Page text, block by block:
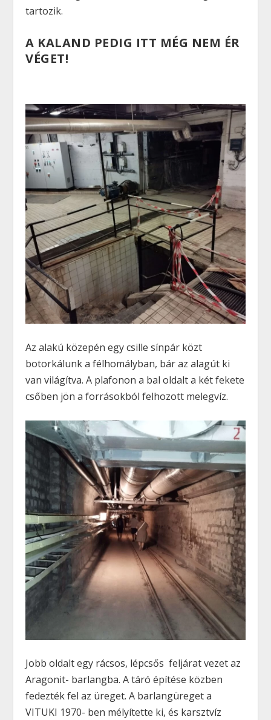
tartozik.
A KALAND PEDIG ITT MÉG NEM ÉR
VÉGET!
Az alakú közepén egy csille sínpár közt
botorkálunk a félhomályban, bár az alagút ki
van világítva. A plafonon a bal oldalt a két fekete
csőben jön a forrásokból felhozott melegvíz.
Jobb oldalt egy rácsos, lépcsős feljárat vezet az
Aragonit- barlangba. A táró építése közben
fedezték fel az üreget. A barlangüreget a
VITUKI 1970- ben mélyítette ki, és karsztvíz